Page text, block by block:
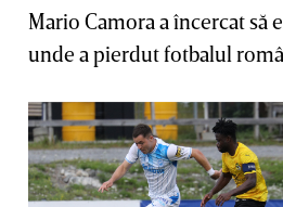
Mario Camora a încercat să
unde a pierdut fotbalul